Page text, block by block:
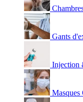
Gants
Injection
Masques